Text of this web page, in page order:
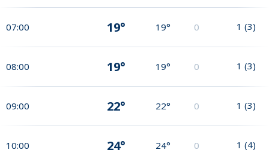
07:00 19° 19° 0 1 (3)
08:00 19° 19° 0 1 (3)
09:00 22° 22° 0 1 (3)
10:00 24° 24° 0 1 (4)